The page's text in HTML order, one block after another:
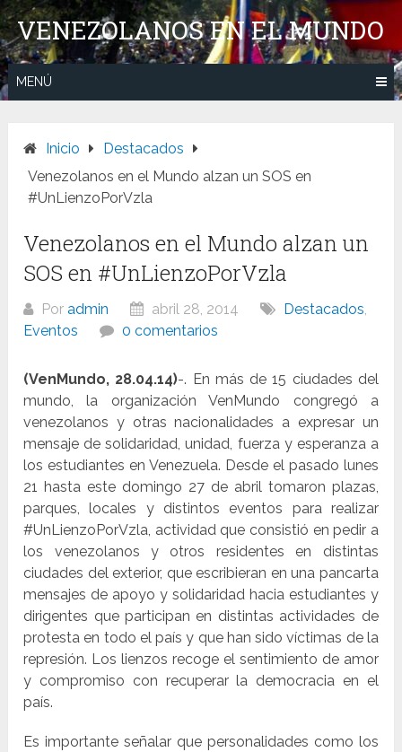
Saltar
al
contenido
VENEZOLANOS EN EL MUNDO
MENÚ
Inicio
Destacados
Venezolanos en el Mundo alzan un SOS en
#UnLienzoPorVzla
Venezolanos en el Mundo alzan un
SOS en #UnLienzoPorVzla
Poradmin abril 28, 2014 Destacados,
Eventos
0 comentarios
(VenMundo, 28.04.14)-. En más de 15 ciudades del
mundo, la organización VenMundo congregó a
venezolanos y otras nacionalidades a expresar un
mensaje de solidaridad, unidad, fuerza y esperanza a
los estudiantes en Venezuela. Desde el pasado lunes
21 hasta este domingo 27 de abril tomaron plazas,
parques, locales y distintos eventos para realizar
#UnLienzoPorVzla, actividad que consistió en pedir a
los venezolanos y otros residentes en distintas
ciudades del exterior, que escribieran en una pancarta
mensajes de apoyo y solidaridad hacia estudiantes y
dirigentes que participan en distintas actividades de
protesta en todo el país y que han sido víctimas de la
represión. Los lienzos recoge el sentimiento de amor
y compromiso con recuperar la democracia en el
país.
Es importante señalar que personalidades como los